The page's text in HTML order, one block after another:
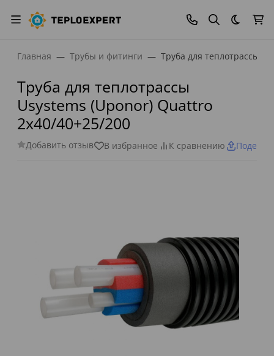
Темная
Главная Трубы и фитинги Труба для теплотрассы
Труба для теплотрассы
Usystems (Uponor) Quattro
2x40/40+25/200
Добавить отзыв В избранное К сравнению